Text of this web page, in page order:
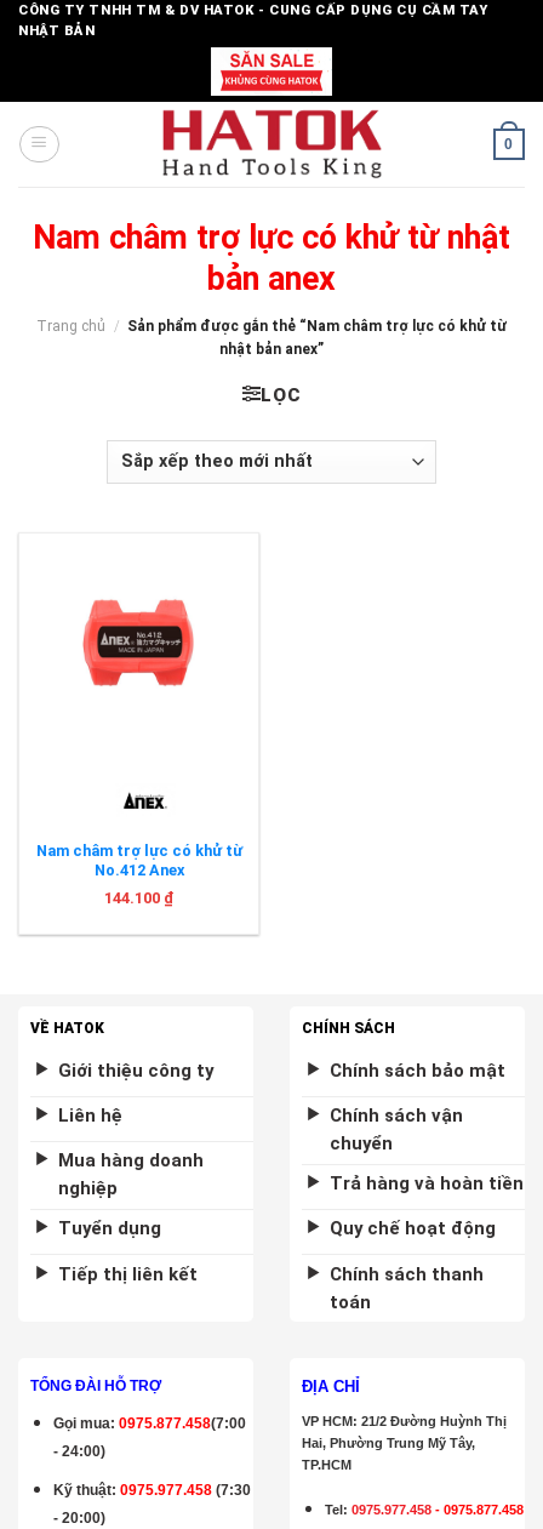
SkipCÔNG TY TNHH TM & DV HATOK - CUNG CẤP DỤNG CỤ CẦM TAY
NHẬT BẢN
0
Nam châm trợ lực có khử từ nhật
bản anex
Trang chủ / Sản phẩm được gắn thẻ “Nam châm trợ lực có khử từ
nhật bản anex”
LỌC
Nam châm trợ lực có khử từ
No.412 Anex
144.100 ₫
VỀ HATOK
Giới thiệu công ty
Liên hệ
Mua hàng doanh
nghiệp
Tuyển dụng
Tiếp thị liên kết
CHÍNH SÁCH
Chính sách bảo mật
Chính sách vận
chuyển
Trả hàng và hoàn tiền
Quy chế hoạt động
Chính sách thanh
toán
TỔNG ĐÀI HỖ TRỢ
Gọi mua:0975.877.458(7:00
- 24:00)
Kỹ thuật:0975.977.458 (7:30
- 20:00)
ĐỊA CHỈ
VP HCM: 21/2 Đường Huỳnh Thị
Hai, Phường Trung Mỹ Tây,
TP.HCM
Tel:0975.977.458 -0975.877.458